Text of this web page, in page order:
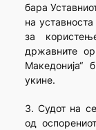
бара
на
за
државните
Македонија“
укине.
3. Судот на
од